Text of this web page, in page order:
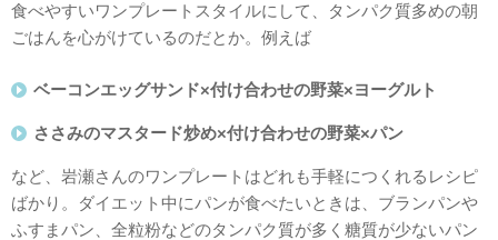
食べやすいワンプレートスタイルにして、タンパク質多めの朝
ごはんを心がけているのだとか。例えば
ベーコンエッグサンド×付け合わせの野菜×ヨーグルト
ささみのマスタード炒め×付け合わせの野菜×パン
など、岩瀬さんのワンプレートはどれも手軽につくれるレシピ
ばかり。ダイエット中にパンが食べたいときは、ブランパンや
ふすまパン、全粒粉などのタンパク質が多く糖質が少ないパン